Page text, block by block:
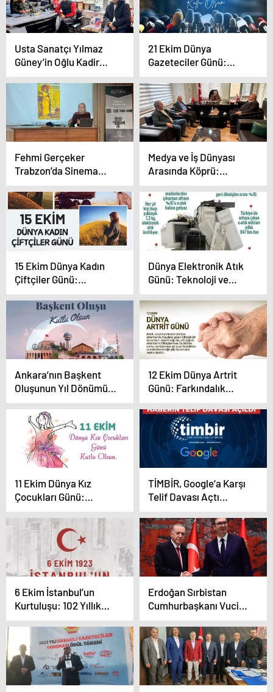
Edeceği” Mesajı
Usta Sanatçı Yılmaz
Güney’in Oğlu Kadir
Güney ve Oyuncu
Özdemir Özkan’dan
İstanbul Medya
Grubu’na Ziyaret
21 Ekim Dünya
Gazeteciler Günü:
Gerçeğin İzinde, Halkın
Sesi Olmaya Devam
Ediyor
Fehmi Gerçeker
Trabzon’da Sinema
Tutkunlarıyla
Buluşacak
Medya ve İş Dünyası
Arasında Köprü:
UTSİAD’da Önemli
Ziyaret
15 Ekim Dünya Kadın
Çiftçiler Günü:
Toprağın Kalbi Kadın
Emeğiyle Atıyor
Dünya Elektronik Atık
Günü: Teknoloji ve
Çevre Dengesi Kritik
Noktada
Ankara’nın Başkent
Oluşunun Yıl Dönümü:
Cumhuriyet’in Kalbi,
102 Yıldır Ankara’da
Atıyor
12 Ekim Dünya Artrit
Günü: Farkındalık
Artıyor, Tedavi
Yöntemleri Gelişiyor
11 Ekim Dünya Kız
Çocukları Günü:
Geleceğin Gücü
TİMBİR, Google’a Karşı
Telif Davası Açtı
“Üyelerimize telif
ücreti öde!”
6 Ekim İstanbul’un
Kurtuluşu: 102 Yıllık
Gurur ve Minnet Günü
Erdoğan Sırbistan
Cumhurbaşkanı Vucic
ile görüştü